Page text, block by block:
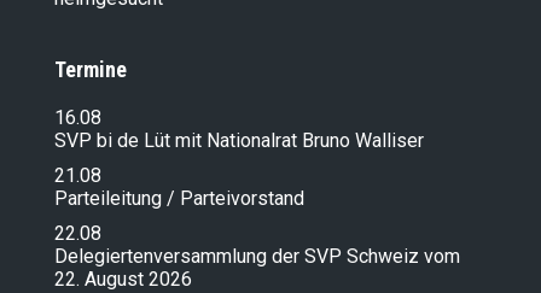
Termine
16.08
SVP bi de Lüt mit Nationalrat Bruno Walliser
21.08
Parteileitung / Parteivorstand
22.08
Delegiertenversammlung der SVP Schweiz vom
22. August 2026